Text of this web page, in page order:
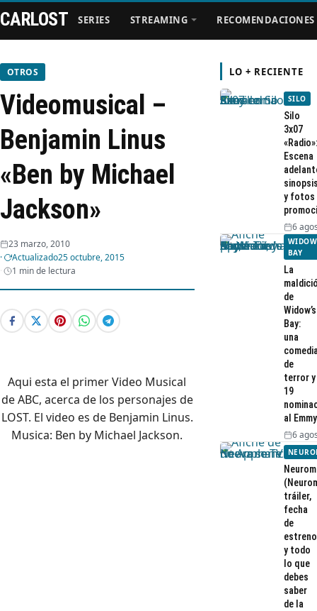
Series
Streaming
Recomendaciones
Webisodios
CARLOST SERIES STREAMING RECOMENDACIONES
OTROS
Videomusical –
Benjamin Linus
«Ben by Michael
Jackson»
23 marzo, 2010
Actualizado25 octubre, 2015
1 min de lectura
Aqui esta el primer Video Musical
de ABC, acerca de los personajes de
LOST. El video es de Benjamin Linus.
Musica: Ben by Michael Jackson.
LO + RECIENTE
SILO
Silo
3x07
«Radio»:
Escena
y fotos
6
BAY
La
de
Widow’s
Bay:
una
de
terror y
19
al Emmy
6
tráiler,
fecha
de
estreno
y todo
lo que
debes
saber
de la